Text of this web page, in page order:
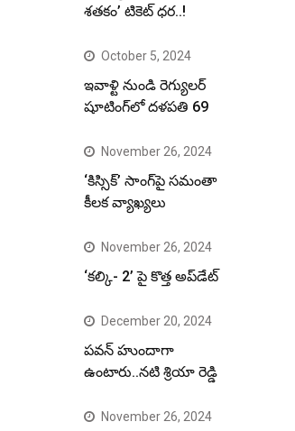
శతకం’ టికెట్ ధర..!
October 5, 2024
ఇవాళ్టి నుండి రెగ్యులర్
షూటింగ్‌లో దళపతి 69
November 26, 2024
‘కిస్సిక్’ సాంగ్‌పై సమంతా
కీలక వ్యాఖ్యలు
November 26, 2024
‘కల్కి- 2’ పై కొత్త అప్‌డేట్
December 20, 2024
పవన్ హుందాగా
ఉంటారు..నటి శ్రియా రెడ్డి
November 26, 2024